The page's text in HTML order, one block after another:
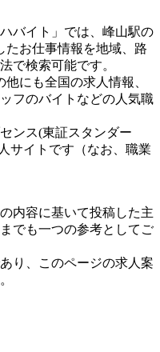
バイト」では、峰山駅の
たお仕事情報を地域、路
で検索可能です。
にも全国の求人情報、
フのバイトなどの人気職
ンス(東証スタンダー
サイトです（なお、職業
内容に基いて投稿した主
でも一つの参考としてご
り、このページの求人案